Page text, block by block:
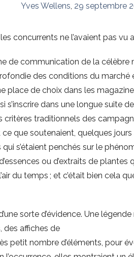
Yves Wellens 29 septembre
concurrents ne l’avaient pas vu
de communication de la
des conditions du marché
place de choix dans les
s’inscrire dans une longue suite
traditionnels des
ce que soutenaient, quelques
s’étaient penchés sur le
ou d’extraits de
du temps ; et c’était bien cela
sorte d’évidence. Une
des affiches de
petit nombre d’éléments, pour